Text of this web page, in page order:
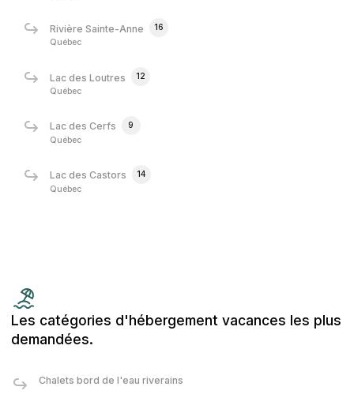
Rivière Sainte-Anne
16
Québec
Lac des Loutres
12
Québec
Lac des Cerfs
9
Québec
Lac des Castors
14
Québec
Les catégories d'hébergement vacances les plus
demandées.
Chalets bord de l'eau riverains